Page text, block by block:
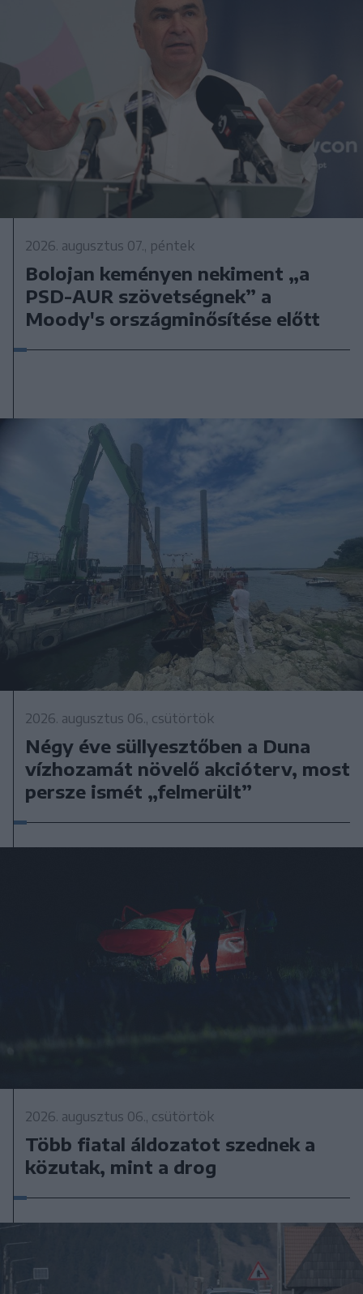
2026. augusztus 07., péntek
Bolojan keményen nekiment „a
PSD-AUR szövetségnek” a
Moody's országminősítése előtt
2026. augusztus 06., csütörtök
Négy éve süllyesztőben a Duna
vízhozamát növelő akcióterv, most
persze ismét „felmerült”
2026. augusztus 06., csütörtök
Több fiatal áldozatot szednek a
közutak, mint a drog